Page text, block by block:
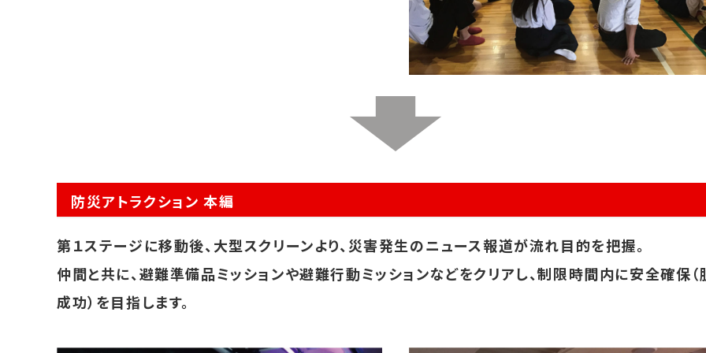
防災アトラクション 本編
第１ステージに移動後、大型スクリーンより、災害発生のニュース報道が流れ目的を把握。
仲間と共に、避難準備品ミッションや避難行動ミッションなどをクリアし、制限時間内に安全確保（
成功）を目指します。